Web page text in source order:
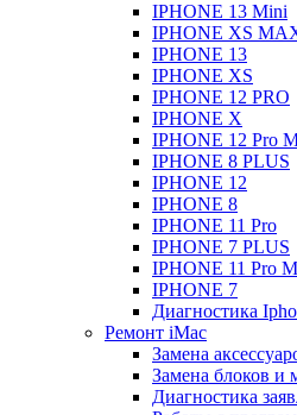
IPHONE 13 Mini
IPHONE XS
IPHONE 13
IPHONE XS
IPHONE 12 PRO
IPHONE X
IPHONE 12 Pro
IPHONE 8 PLUS
IPHONE 12
IPHONE 8
IPHONE 11 Pro
IPHONE 7 PLUS
IPHONE 11 Pro
IPHONE 7
Диагностика
Ремонт iMac
Замена
Замена блоков и
Диагностика